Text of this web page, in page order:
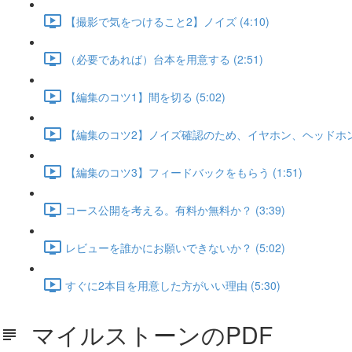
【撮影で気をつけること2】ノイズ (4:10)
（必要であれば）台本を用意する (2:51)
【編集のコツ1】間を切る (5:02)
【編集のコツ2】ノイズ確認のため、イヤホン、ヘッド
【編集のコツ3】フィードバックをもらう (1:51)
コース公開を考える。有料か無料か？ (3:39)
レビューを誰かにお願いできないか？ (5:02)
すぐに2本目を用意した方がいい理由 (5:30)
マイルストーンのPDF